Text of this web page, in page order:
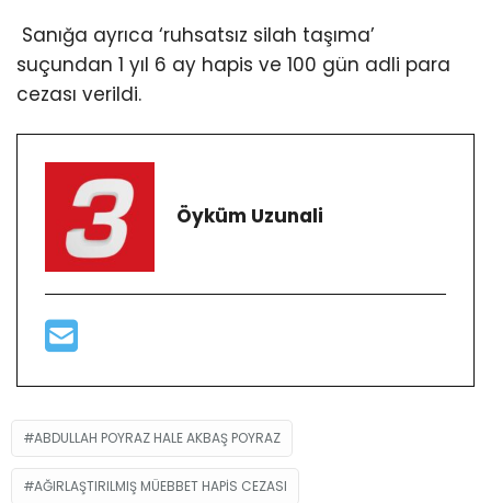
Sanığa ayrıca ‘ruhsatsız silah taşıma’
suçundan 1 yıl 6 ay hapis ve 100 gün adli para
cezası verildi.
Öyküm Uzunali
ABDULLAH POYRAZ HALE AKBAŞ POYRAZ
AĞIRLAŞTIRILMIŞ MÜEBBET HAPIS CEZASI